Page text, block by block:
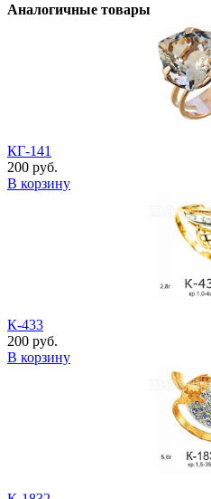
Аналогичные товары
КГ-141
200 руб.
В корзину
К-433
200 руб.
В корзину